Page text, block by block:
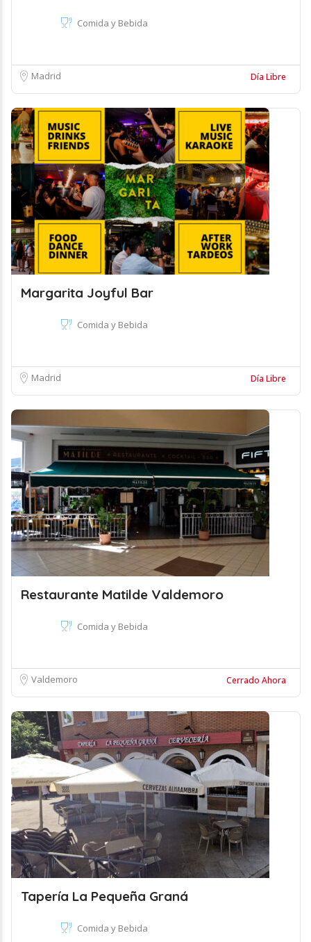
Comida y Bebida
Madrid Día Libre
Margarita Joyful Bar
Comida y Bebida
Madrid Día Libre
Restaurante Matilde Valdemoro
Comida y Bebida
Valdemoro Cerrado Ahora
Tapería La Pequeña Graná
Comida y Bebida